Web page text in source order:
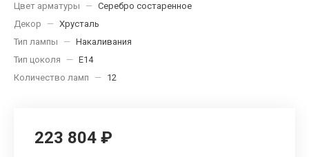
Цвет арматуры
— Серебро состаренное
Декор
— Хрусталь
Тип лампы
— Накаливания
Тип цоколя
— E14
Количество ламп
— 12
223 804 ₽